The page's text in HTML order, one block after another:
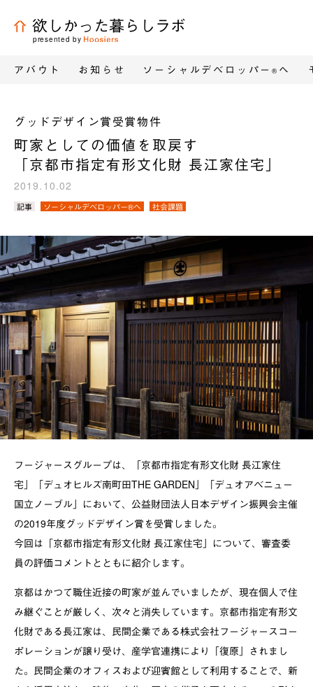
欲しかった暮らしラボ
presented by
アバウト お知らせ ソーシャルデベロッパー® へ
グッドデザイン賞受賞物件
町家としての価値を取戻す
「京都市指定有形文化財 長江家住宅」
2019.10.02
カ
タ
グ：
記事 ソーシャルデベロッパー®へ 社会課題
フージャースグループは、「京都市指定有形文化財 長江家住
宅」「デュオヒルズ南町田THE GARDEN」「デュオアベニュー
国立ノーブル」において、公益財団法人日本デザイン振興会主催
の2019年度グッドデザイン賞を受賞しました。
今回は「京都市指定有形文化財 長江家住宅」について、審査委
員の評価コメントとともに紹介します。
京都はかつて職住近接の町家が並んでいましたが、現在個人で住
み継ぐことが厳しく、次々と消失しています。京都市指定有形文
化財である長江家は、民間企業である株式会社フージャースコー
ポレーションが譲り受け、産学官連携により「復原」されまし
た。民間企業のオフィスおよび迎賓館として利用することで、新